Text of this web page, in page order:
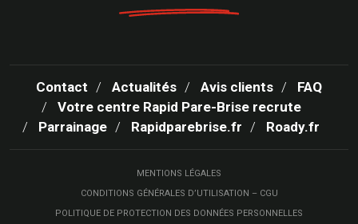
Contact Actualités Avis clients
FAQ
Votre centre Rapid Pare-Brise recrute
Parrainage
Rapidparebrise.fr Roady.fr
MENTIONS LÉGALES
CONDITIONS GÉNÉRALES D’UTILISATION – CGU
POLITIQUE DE PROTECTION DES DONNÉES PERSONNELLES